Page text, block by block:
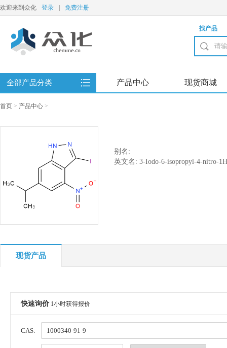
欢迎来到众化 登录 免费注册
找产品
全部产品分类 产品中心 现货商城
首页 > 产品中心 >
别名:
英文名: 3-Iodo-6-isopropyl-4-nitro-
现货产品
快速询价 1小时获得报价
CAS: